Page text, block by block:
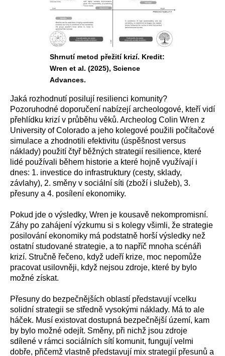
Shrnutí metod přežití krizí. Kredit:
Wren et al. (2025), Science
Advances.
Jaká rozhodnutí posilují resilienci komunity?
Pozoruhodné doporučení nabízejí archeologové, kteří vidí
přehlídku krizí v průběhu věků. Archeolog Colin Wren z
University of Colorado a jeho kolegové použili počítačové
simulace a zhodnotili efektivitu (úspěšnost versus
náklady) použití čtyř běžných strategií resilience, které
lidé používali během historie a které hojně využívají i
dnes: 1. investice do infrastruktury (cesty, sklady,
závlahy), 2. směny v sociální síti (zboží i služeb), 3.
přesuny a 4. posílení ekonomiky.
Pokud jde o výsledky, Wren je kousavě nekompromisní.
Záhy po zahájení výzkumu si s kolegy všimli, že strategie
posilování ekonomiky má podstatně horší výsledky než
ostatní studované strategie, a to napříč mnoha scénáři
krizí. Stručně řečeno, když udeří krize, moc nepomůže
pracovat usilovněji, když nejsou zdroje, které by bylo
možné získat.
Přesuny do bezpečnějších oblastí představují vcelku
solidní strategii se středně vysokými náklady. Má to ale
háček. Musí existovat dostupná bezpečnější území, kam
by bylo možné odejít. Směny, při nichž jsou zdroje
sdílené v rámci sociálních sítí komunit, fungují velmi
dobře, přičemž vlastně představují mix strategií přesunů a